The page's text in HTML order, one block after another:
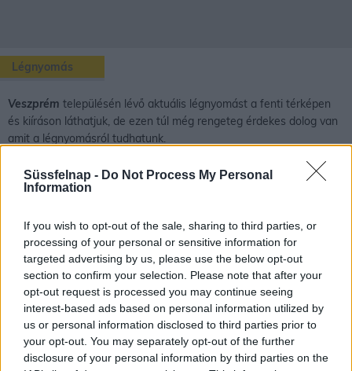
Süssfelnap - Do Not Process My Personal
Information
If you wish to opt-out of the sale, sharing to third parties, or
processing of your personal or sensitive information for
targeted advertising by us, please use the below opt-out
section to confirm your selection. Please note that after your
opt-out request is processed you may continue seeing
interest-based ads based on personal information utilized by
us or personal information disclosed to third parties prior to
your opt-out. You may separately opt-out of the further
disclosure of your personal information by third parties on the
Légnyomás
Veszprém településén lévő aktuális légnyomást a fenti térképen
és kiíráson láthatjuk, de ezen túl még rengeteg érdekes dolog van
amit a légnyomásról tudhatunk.
A gázoknak is van tömegük, a gáz részecskéit is vonzza a Föld.
Egy szokásos méretű tartályba bezárt gáz esetében ez a tömeg
azonban kicsi, így a gáz súlyát csak nagyon érzékeny mérleggel
lehet kimutatni.
Földünket körülvevő levegő kis sűrűségű a folyadékokhoz, szilárd
anyagokhoz képest, de a légkör hatalmas gázmennyiséget jelent.
Ennek a levegőóceánnak a súlya már jelentős. A légkörnek is
létezik tehát a súlyából származó nyomása, melyet légnyomásnak